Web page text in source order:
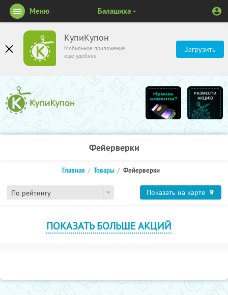
КупиКупон
Мобильное приложение
ещё удобнее
Загрузить
Меню Балашиха
Фейерверки
По рейтингу
Главная Товары Фейерверки
Показать на карте
ПОКАЗАТЬ БОЛЬШЕ АКЦИЙ